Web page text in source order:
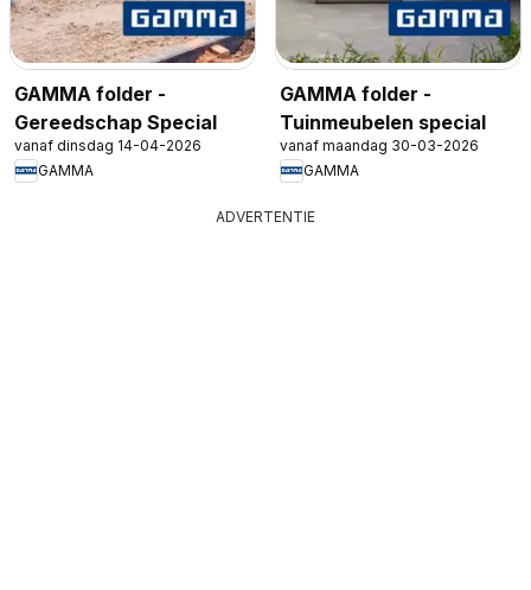
GAMMA folder -
Gereedschap Special
vanaf dinsdag 14-04-2026
GAMMA
GAMMA folder -
Tuinmeubelen special
vanaf maandag 30-03-2026
GAMMA
ADVERTENTIE